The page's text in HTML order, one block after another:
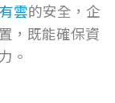
雲的安全，企
，既能確保資
。